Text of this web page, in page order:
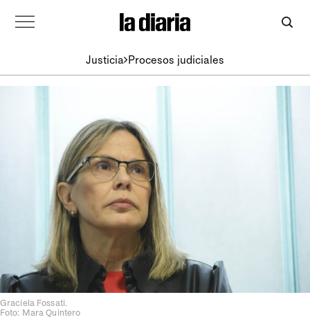
Justicia Procesos judiciales
Graciela Fossati.
Foto: Mara Quintero